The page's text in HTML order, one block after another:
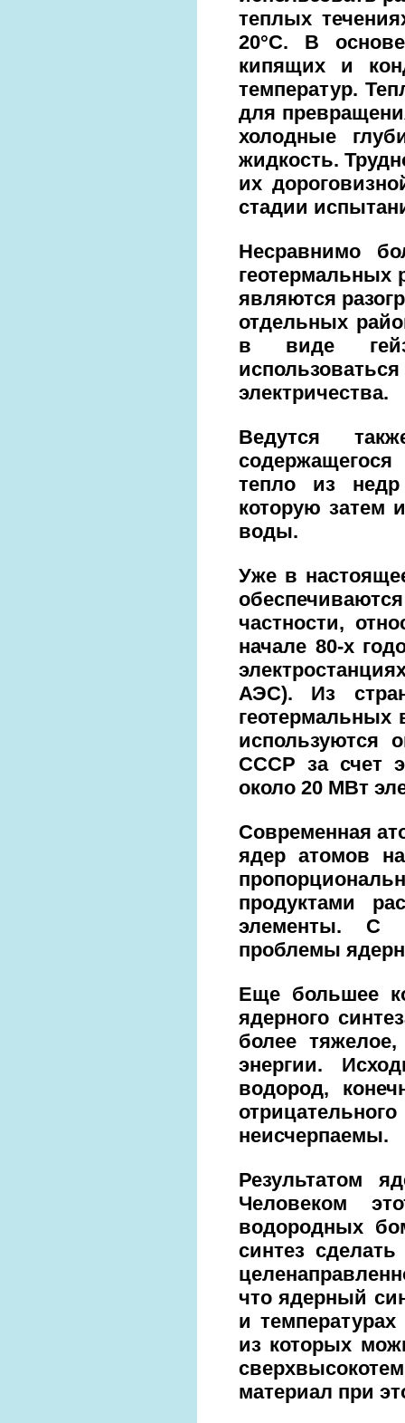
теплых
20°С. В
кипящих и
температур.
для
холодные
жидкость.
их
стадии
Несравнимо
геотермальных
являются
отдельных
в виде
электричества.
Ведутся
тепло из недр
которую затем
воды.
Уже в
частности,
начале 80-х
АЭС). Из
СССР за счет
около 20 МВт
Современная
ядер атомов
продуктами
элементы. С
проблемы
Еще большее
ядерного
более
энергии.
водород,
неисчерпаемы.
Результатом
Человеком
водородных
синтез
что ядерный
и
из которых
материал при